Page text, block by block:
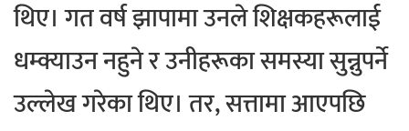
थिए। गत वर्ष झापामा उनले शिक्षकहरूलाई
धम्क्याउन नहुने र उनीहरूका समस्या सुन्नुपर्ने
उल्लेख गरेका थिए। तर, सत्तामा आएपछि